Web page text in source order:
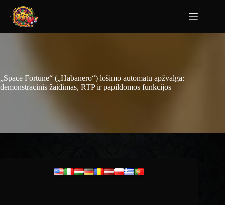
„Space Fortune“ („Habanero“) lošimo automatų apžvalga:
demonstracinis žaidimas, RTP ir papildomos funkcijos